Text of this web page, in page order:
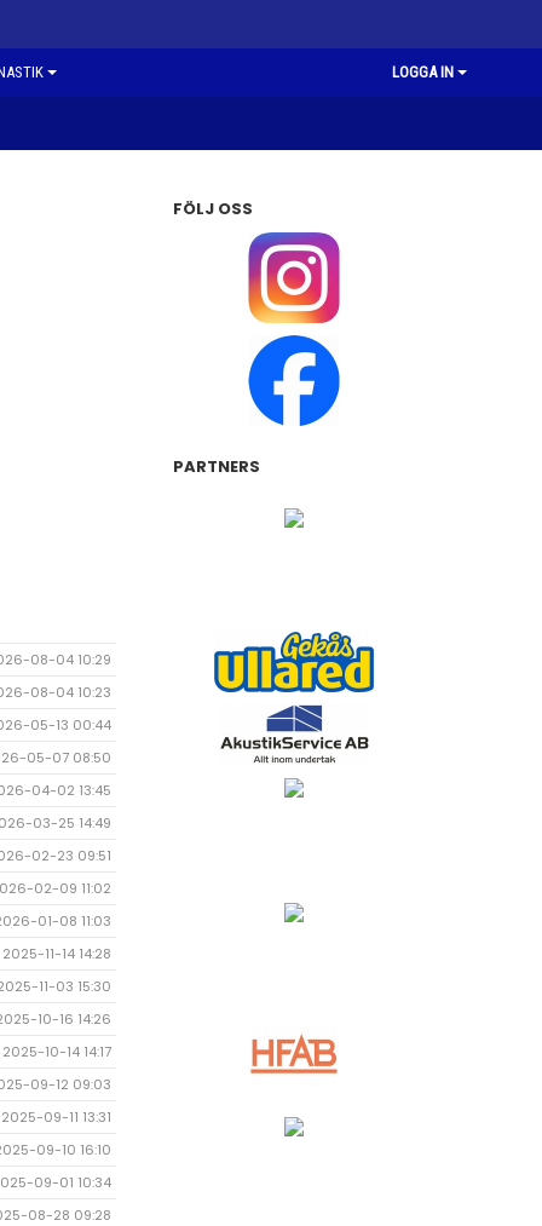
LOGGA IN
08-04 10:29
08-04 10:23
05-13 00:44
05-07 08:50
04-02 13:45
03-25 14:49
02-23 09:51
02-09 11:02
01-08 11:03
2025-11-14 14:28
11-03 15:30
10-16 14:26
2025-10-14 14:17
09-12 09:03
2025-09-11 13:31
09-10 16:10
09-01 10:34
08-28 09:28
FÖLJ OSS
PARTNERS